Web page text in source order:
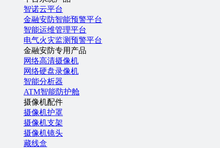
智诺云平台
金融安防智能预警平台
智能运维管理平台
电气火灾监测预警平台
金融安防专用产品
网络高清摄像机
网络硬盘录像机
智能分析器
ATM智能防护舱
摄像机配件
摄像机护罩
摄像机支架
摄像机镜头
藏线盒